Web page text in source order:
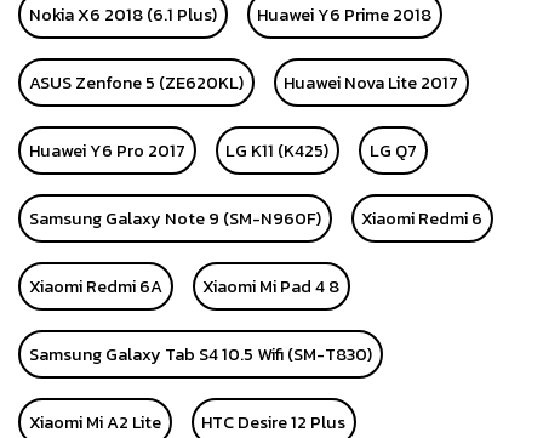
Nokia X6 2018 (6.1 Plus) Huawei Y6 Prime 2018
ASUS Zenfone 5 (ZE620KL) Huawei Nova Lite 2017
Huawei Y6 Pro 2017 LG K11 (K425) LG Q7
Samsung Galaxy Note 9 (SM-N960F) Xiaomi Redmi 6
Xiaomi Redmi 6A Xiaomi Mi Pad 4 8
Samsung Galaxy Tab S4 10.5 Wifi (SM-T830)
Xiaomi Mi A2 Lite HTC Desire 12 Plus